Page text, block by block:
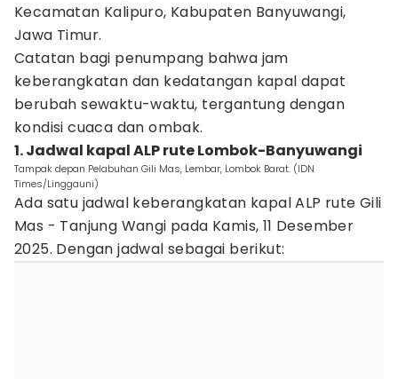
Kecamatan Kalipuro, Kabupaten Banyuwangi,
Jawa Timur.
Catatan bagi penumpang bahwa jam
keberangkatan dan kedatangan kapal dapat
berubah sewaktu-waktu, tergantung dengan
kondisi cuaca dan ombak.
1. Jadwal kapal ALP rute Lombok-Banyuwangi
Tampak depan Pelabuhan Gili Mas, Lembar, Lombok Barat. (IDN
Times/Linggauni)
Ada satu jadwal keberangkatan kapal ALP rute Gili
Mas - Tanjung Wangi pada Kamis, 11 Desember
2025. Dengan jadwal sebagai berikut: